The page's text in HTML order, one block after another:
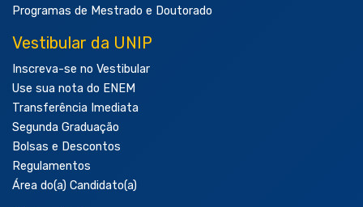
Programas de Mestrado e Doutorado
Vestibular da UNIP
Inscreva-se no Vestibular
Use sua nota do ENEM
Transferência Imediata
Segunda Graduação
Bolsas e Descontos
Regulamentos
Área do(a) Candidato(a)